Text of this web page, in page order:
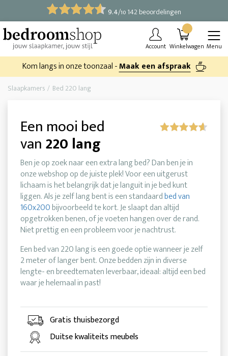
9.4/10 142 beoordelingen
Account Winkelwagen Menu
Kom langs in onze toonzaal -Maak een afspraak
Slaapkamers Bed 220 lang
Een mooi bed
van220 lang
Ben je op zoek naar een extra lang bed? Dan ben je in
onze webshop op de juiste plek! Voor een uitgerust
lichaam is het belangrijk dat je languit in je bed kunt
liggen. Als je zelf lang bent is een standaardbed van
160x200bijvoorbeeld te kort. Je slaapt dan altijd
opgetrokken benen, of je voeten hangen over de rand.
Niet prettig en een probleem voor je nachtrust.
Een bed van 220 lang is een goede optie wanneer je zelf
2 meter of langer bent. Onze bedden zijn in diverse
lengte- en breedtematen leverbaar, ideaal: altijd een bed
waar je helemaal in past!
Gratis thuisbezorgd
Duitse kwaliteits meubels